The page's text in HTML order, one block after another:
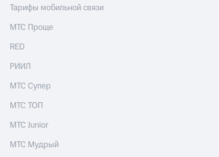
Тарифы мобильной связи
МТС Проще
RED
РИИЛ
МТС Супер
МТС ТОП
МТС Junior
МТС Мудрый